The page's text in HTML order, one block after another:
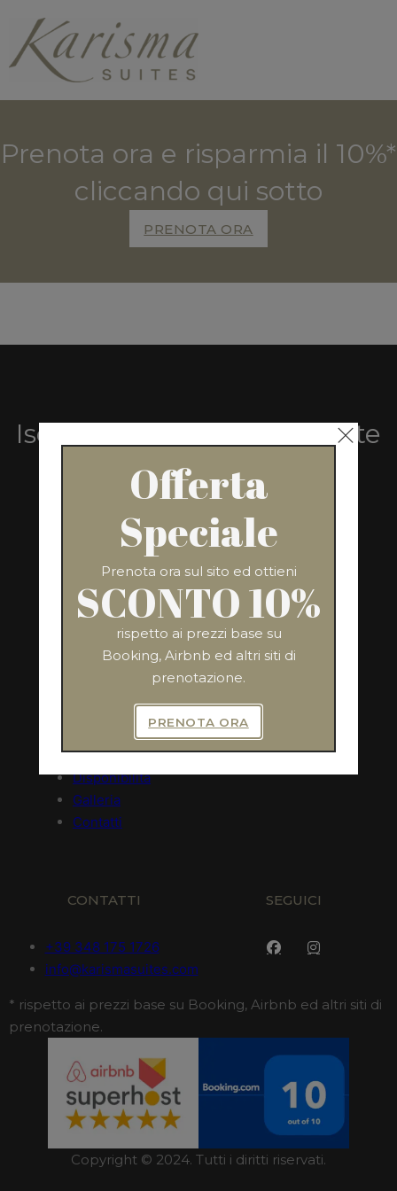
Prenota ora e risparmia il 10%*
cliccando qui sotto
PRENOTA ORA
Iscriviti Per Ricevere Offerte
Esclusive
ISCRIVITI
MENU
L'Appartamento
Servizi
Disponibilità
Galleria
Contatti
INDIRIZZO
Rome 00184, Italy
CONTATTI
+39 348 175 1726
info@karismasuites.com
SEGUICI
* rispetto ai prezzi base su Booking, Airbnb ed altri siti di
prenotazione.
Copyright © 2024. Tutti i diritti riservati.
Offerta
Speciale
Prenota ora sul sito ed ottieni
SCONTO 10%
rispetto ai prezzi base su
Booking, Airbnb ed altri siti di
prenotazione.
PRENOTA ORA